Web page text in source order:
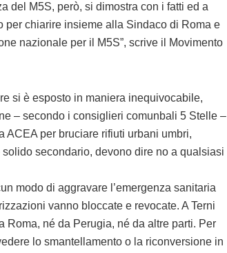
del M5S, però, si dimostra con i fatti ed a
per chiarire insieme alla Sindaco di Roma e
nazionale per il M5S”, scrive il Movimento
si è esposto in maniera inequivocabile,
– secondo i consiglieri comunbali 5 Stelle –
per bruciare rifiuti urbani umbri,
secondario, devono dire no a qualsiasi
modo di aggravare l’emergenza sanitaria
vanno bloccate e revocate. A Terni
Roma, né da Perugia, né da altre parti. Per
lo smantellamento o la riconversione in